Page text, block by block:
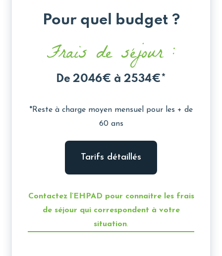
Pour quel budget ?
Frais de séjour :
De 2046€ à 2534€*
*Reste à charge moyen mensuel pour les + de
60 ans
Tarifs détaillés
Contactez l’EHPAD pour connaitre les frais
de séjour qui correspondent à votre
situation.